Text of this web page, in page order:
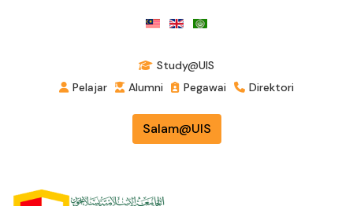
Study@UIS
Pelajar
Alumni Pegawai Direktori
Salam@UIS